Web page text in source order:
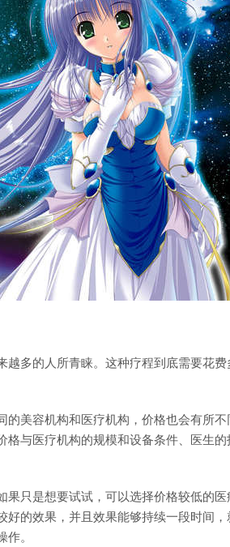
越多的人所青睐。这种疗程到底需要花
美容机构和医疗机构，价格也会有所
与医疗机构的规模和设备条件、医生
只是想要试试，可以选择价格较低的
好的效果，并且效果能够持续一段时间
。